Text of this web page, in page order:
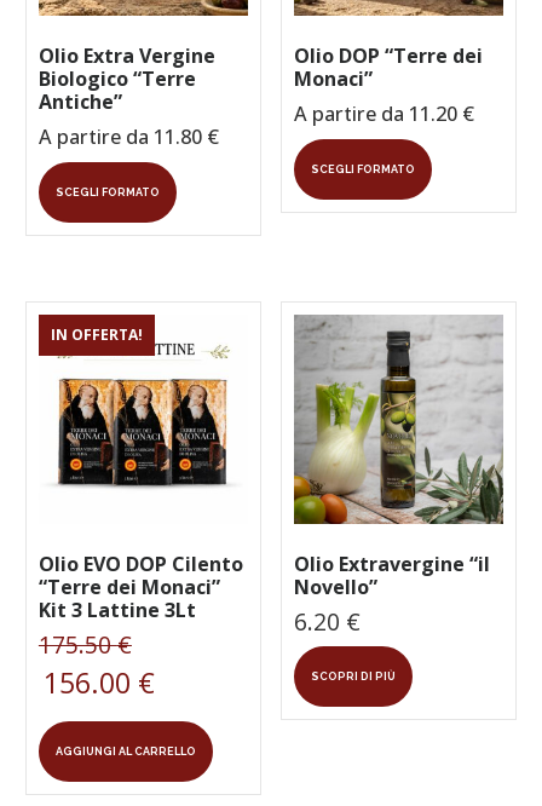
Olio Extra Vergine
Biologico “Terre
Antiche”
A partire da 11.80 €
SCEGLI FORMATO
Questo
prodotto
ha
Le
possono
essere
scelte
nella
pagina
del
Olio DOP “Terre dei
Monaci”
A partire da 11.20 €
SCEGLI FORMATO
prodotto
ha
opzioni
possono
essere
scelte
nella
pagina
del
prodotto
IN OFFERTA!
Olio EVO DOP Cilento
“Terre dei Monaci”
Kit 3 Lattine 3Lt
175.50€Il
prezzo
originale
era:
175.50 €.
156.00 €Il
attuale
è:
156.00 €.
AGGIUNGI AL CARRELLO
Olio Extravergine “il
Novello”
6.20 €
SCOPRI DI PIÙ